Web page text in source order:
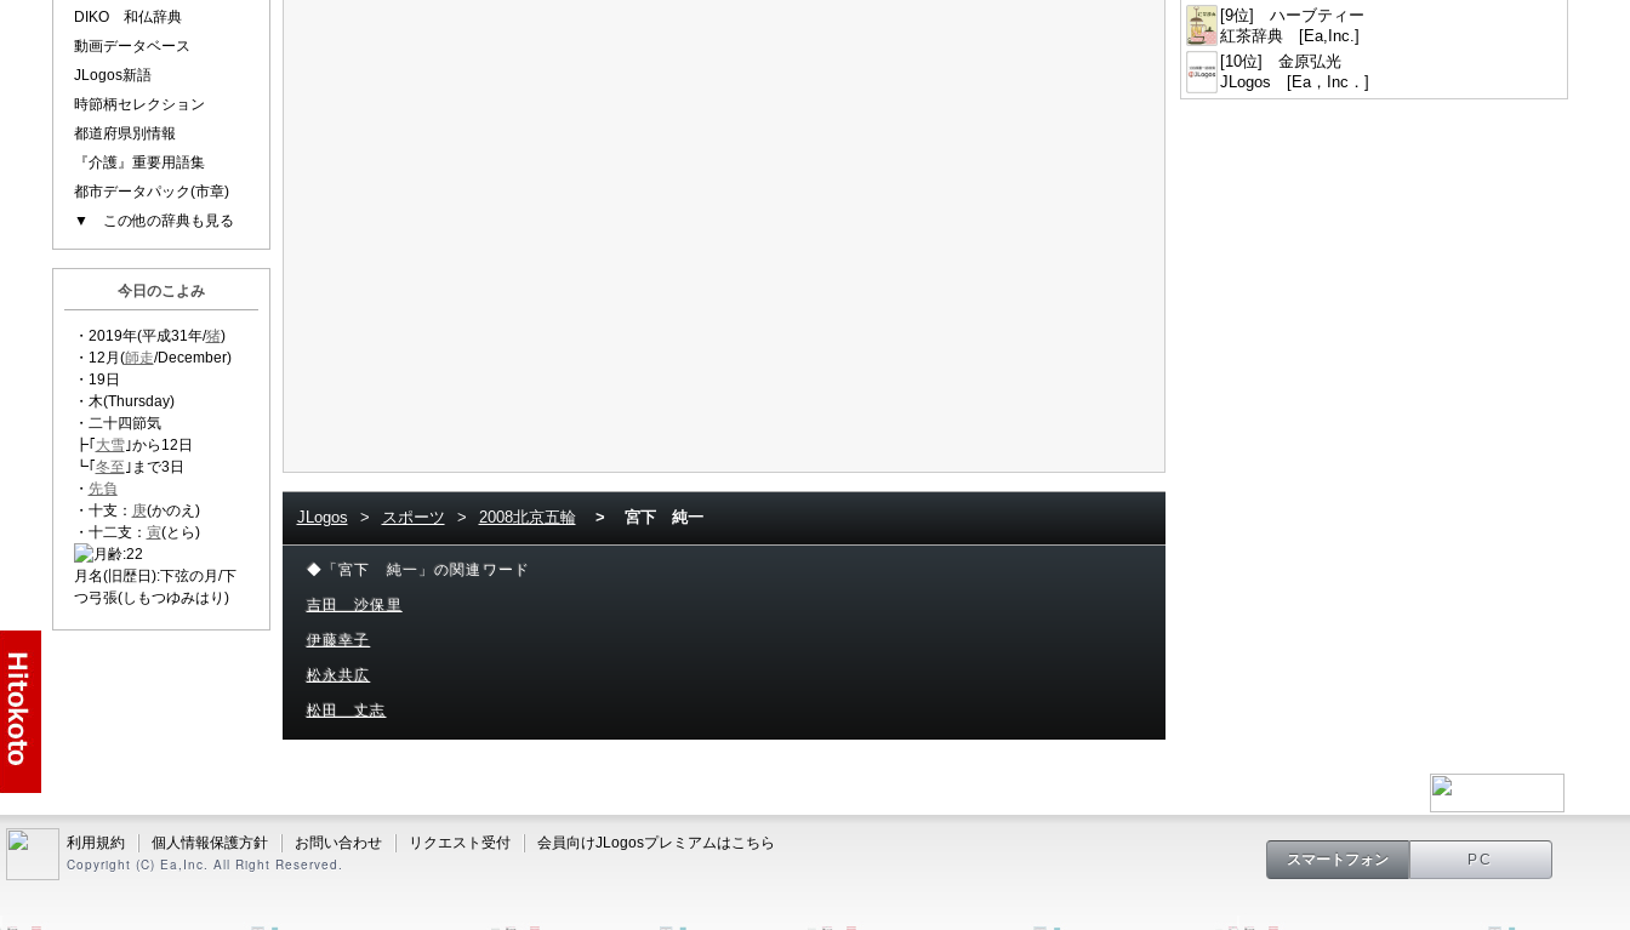
DIKO 和仏辞典
動画データベース
JLogos新語
時節柄セレクション
都道府県別情報
『介護』重要用語集
都市データパック(市章)
▼ この他の辞典も見る
今日のこよみ
・2019年(平成31年/猪)
・12月(師走/December)
・19日
・木(Thursday)
・二十四節気
┣｢ 大雪｣から12日
┗｢ 冬至 ｣まで3日
・ 先負
・十支： 庚(かのえ)
・十二支： 寅(とら)
月名(旧歴日):下弦の月/下
つ弓張(しもつゆみはり)
JLogos > スポーツ > 2008北京五輪 > 宮下 純一
◆「宮下 純一」の関連ワード
吉田 沙保里
伊藤幸子
松永共広
松田 丈志
[9位] ハーブティー
紅茶辞典 [Ea,Inc.]
[10位] 金原弘光
JLogos [Ea，Inc．]
利用規約 個人情報保護方針 お問い合わせ リクエスト受付
会員向けJLogosプレミアムはこちら
Copyright (C) Ea,Inc. All Right Reserved.
スマートフォン PC